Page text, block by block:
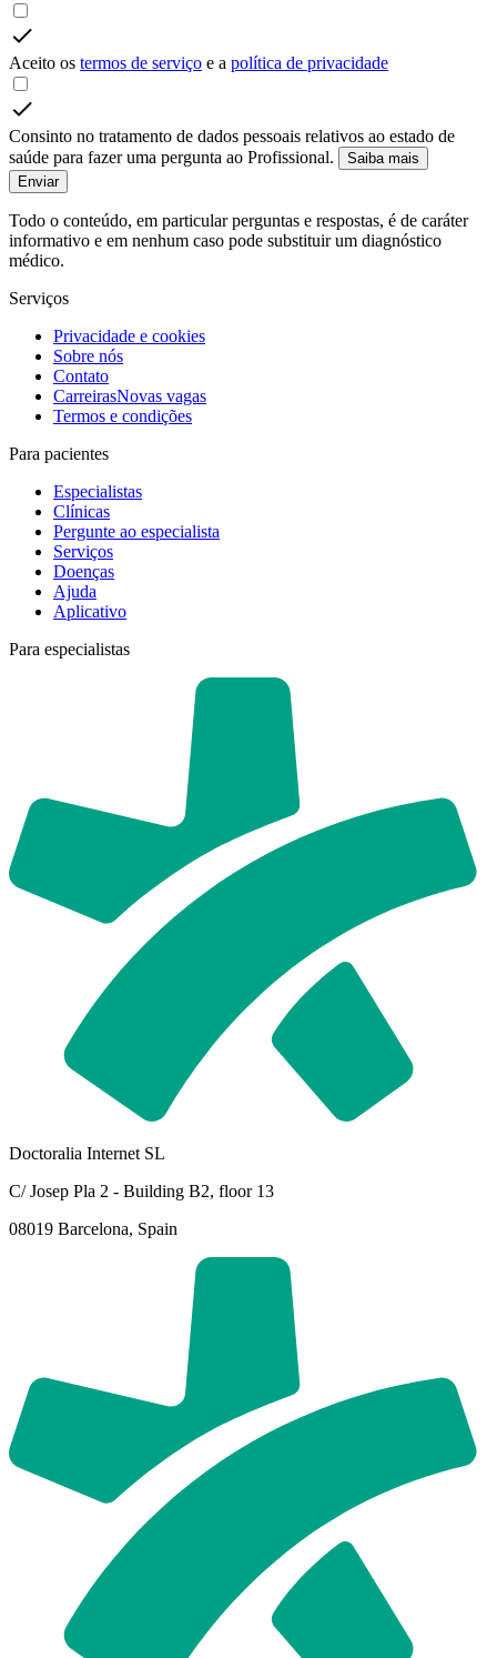
Aceito os termos de serviço e a política de privacidade
Consinto no tratamento de dados pessoais relativos ao estado de
saúde para fazer uma pergunta ao Profissional.
Saiba mais
Enviar
Todo o conteúdo, em particular perguntas e respostas, é de caráter
informativo e em nenhum caso pode substituir um diagnóstico
médico.
Serviços
Privacidade e cookies
Sobre nós
Contato
CarreirasNovas vagas
Termos e condições
Para pacientes
Especialistas
Clínicas
Pergunte ao especialista
Serviços
Doenças
Ajuda
Aplicativo
Para especialistas
Doctoralia Internet SL
C/ Josep Pla 2 - Building B2, floor 13
08019 Barcelona, Spain